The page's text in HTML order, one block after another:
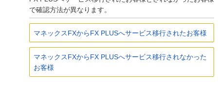
で確認方法が異なります。
マネックスFXからFX PLUSへサービス移行されたお客様
マネックスFXからFX PLUSへサービス移行されなかった
お客様